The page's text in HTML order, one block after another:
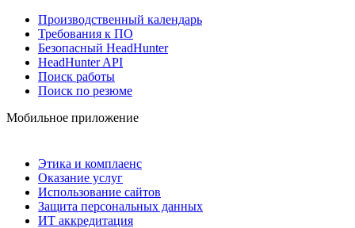
Производственный календарь
Требования к ПО
Безопасный HeadHunter
HeadHunter API
Поиск работы
Поиск по резюме
Мобильное приложение
Этика и комплаенс
Оказание услуг
Использование сайтов
Защита персональных данных
ИТ аккредитация